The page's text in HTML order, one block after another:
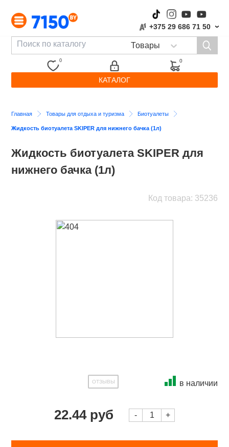
+375 29 686 71 50 ›
0 0
КАТАЛОГ
Главная Товары для отдыха и туризма Биотуалеты
Жидкость биотуалета SKIPER для нижнего бачка (1л)
Жидкость биотуалета SKIPER для
нижнего бачка (1л)
Код товара: 35236
ОТЗЫВЫ в наличии
22.44 руб - +